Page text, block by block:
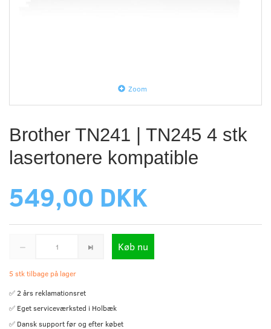
Zoom
Brother TN241 | TN245 4 stk
lasertonere kompatible
549,00 DKK
Køb nu
5 stk tilbage på lager
✅ 2 års reklamationsret
✅ Eget serviceværksted i Holbæk
✅ Dansk support før og efter købet